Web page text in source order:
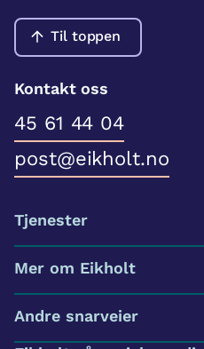
Til toppen
Kontakt oss
45 61 44 04
post@eikholt.no
Tjenester
Mer om Eikholt
Andre snarveier